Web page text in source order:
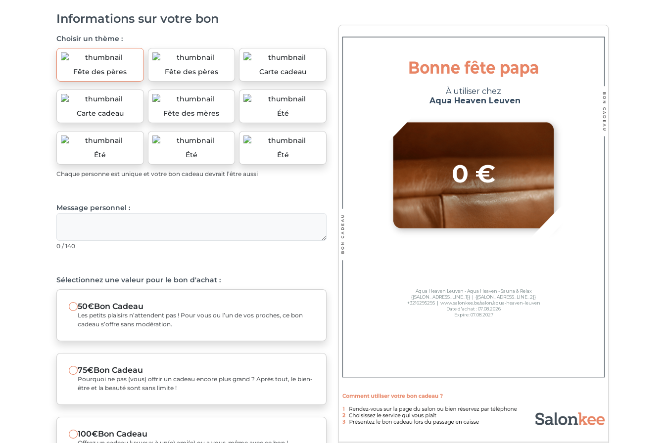
Informations sur votre bon
Choisir un thème :
Fête des pères Fête des pères Carte cadeau
Carte cadeau Fête des mères Été
Été Été Été
Chaque personne est unique et votre bon cadeau devrait l’être aussi
Message personnel :
0 / 140
Sélectionnez une valeur pour le bon d'achat :
50€Bon Cadeau
Les petits plaisirs n’attendent pas ! Pour vous ou l’un de vos proches, ce bon
cadeau s’offre sans modération.
75€Bon Cadeau
Pourquoi ne pas (vous) offrir un cadeau encore plus grand ? Après tout, le bien-
être et la beauté sont sans limite !
100€Bon Cadeau